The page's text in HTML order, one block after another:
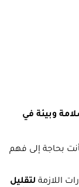
وبيئة في
بحاجة إلى فهم
اللازمة لتقليل